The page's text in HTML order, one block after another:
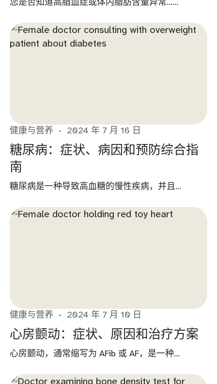
健康与营养 2024 年 7 月 16 日
糖尿病：症状、病因和预防综合指
南
糖尿病是一种导致高血糖的慢性疾病，并且...
健康与营养 2024 年 7 月 10 日
心房颤动：症状、原因和治疗方案
心房颤动，通常缩写为 AFib 或 AF，是一种...